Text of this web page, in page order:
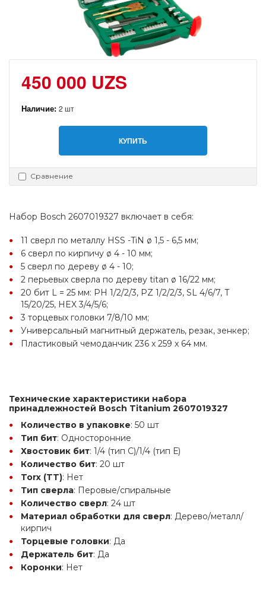
450 000 UZS
Наличие: 2 шт
КУПИТЬ
Сравнение
Набор Bosch 2607019327 включает в себя:
11 сверл по металлу HSS -TiN ø 1,5 - 6,5 мм;
6 сверл по кирпичу ø 4 - 10 мм;
5 сверл по дереву ø 4 - 10;
2 перьевых сверла по дереву titan ø 16/22 мм;
20 бит L = 25 мм: PH 1/2/2/3, PZ 1/2/2/3, SL 4/6/7, T
15/20/25, HEX 3/4/5/6;
3 торцевых головки 7/8/10 мм;
Универсальный магнитный держатель, резак, зенкер;
Пластиковый чемоданчик 236 x 259 x 64 мм.
Технические характеристики набора
принадлежностей Bosch Titanium 2607019327
Количество в упаковке: 50 шт
Тип бит: Односторонние
Хвостовик бит: 1/4 (тип С)/1/4 (тип Е)
Количество бит: 20 шт
Torx (TT): Нет
Тип сверла: Перовые/спиральные
Количество сверл: 24 шт
Материал обработки для сверл: Дерево/металл/
кирпич
Торцевые головки: Да
Держатель бит: Да
Коронки: Нет